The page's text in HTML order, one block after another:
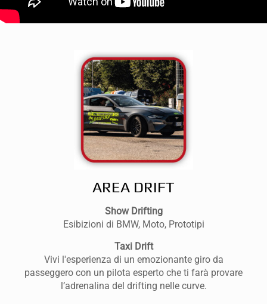
AREA DRIFT
Show Drifting
Esibizioni di BMW, Moto, Prototipi
Taxi Drift
Vivi l'esperienza di un emozionante giro da
passeggero con un pilota esperto che ti farà provare
l’adrenalina del drifting nelle curve.